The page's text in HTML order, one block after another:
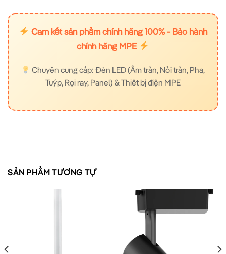
Cam kết sản phẩm chính hãng 100% - Bảo hành
chính hãng MPE
Chuyên cung cấp: Đèn LED (Âm trần, Nổi trần, Pha,
Tuýp, Rọi ray, Panel) & Thiết bị điện MPE
SẢN PHẨM TƯƠNG TỰ